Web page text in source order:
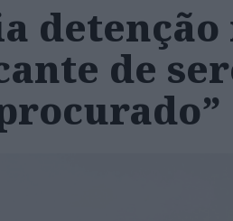
detenção
de